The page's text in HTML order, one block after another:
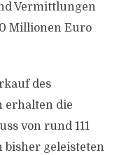
Vermittlungen
Millionen Euro
des
erhalten die
von rund 111
bisher geleisteten